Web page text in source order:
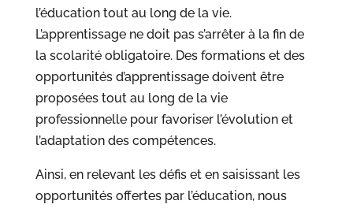
l’éducation tout au long de la vie.
L’apprentissage ne doit pas s’arrêter à la fin de
la scolarité obligatoire. Des formations et des
opportunités d’apprentissage doivent être
proposées tout au long de la vie
professionnelle pour favoriser l’évolution et
l’adaptation des compétences.
Ainsi, en relevant les défis et en saisissant les
opportunités offertes par l’éducation, nous